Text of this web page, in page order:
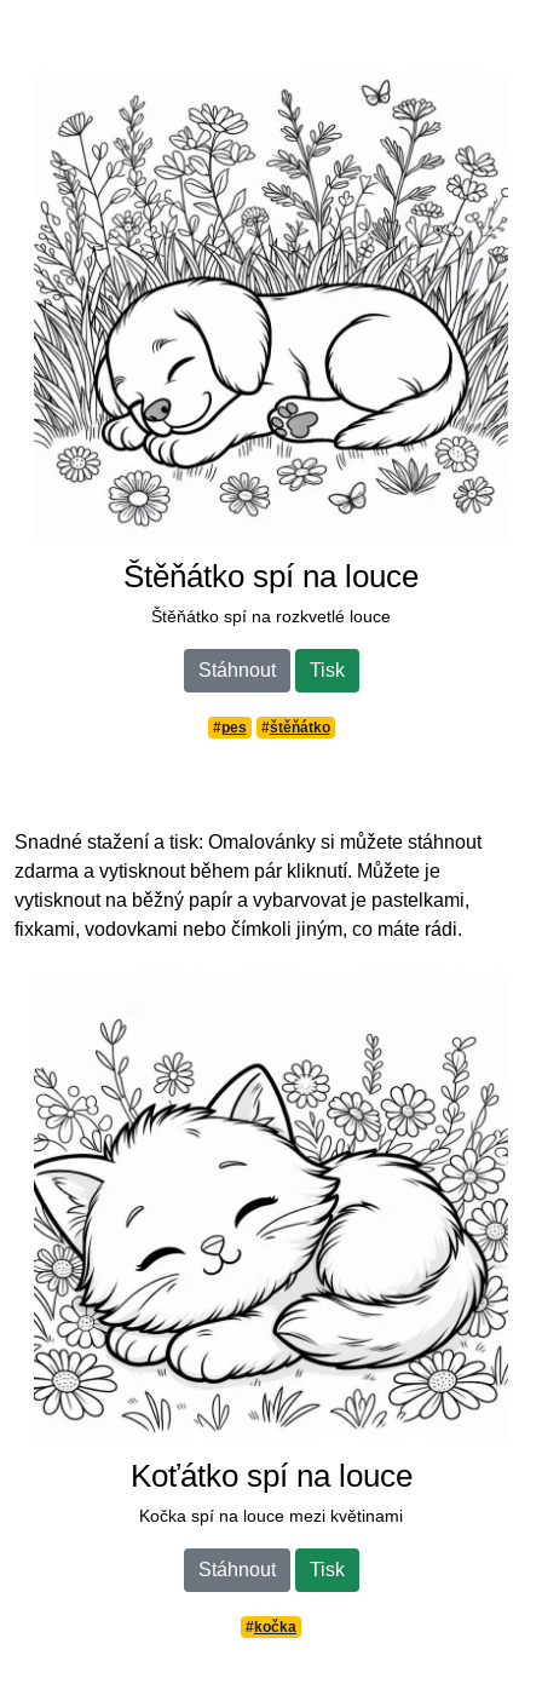
Štěňátko spí na louce
Štěňátko spí na rozkvetlé louce
Stáhnout Tisk
#pes #štěňátko
Snadné stažení a tisk: Omalovánky si můžete stáhnout
zdarma a vytisknout během pár kliknutí. Můžete je
vytisknout na běžný papír a vybarvovat je pastelkami,
fixkami, vodovkami nebo čímkoli jiným, co máte rádi.
Koťátko spí na louce
Kočka spí na louce mezi květinami
Stáhnout Tisk
#kočka